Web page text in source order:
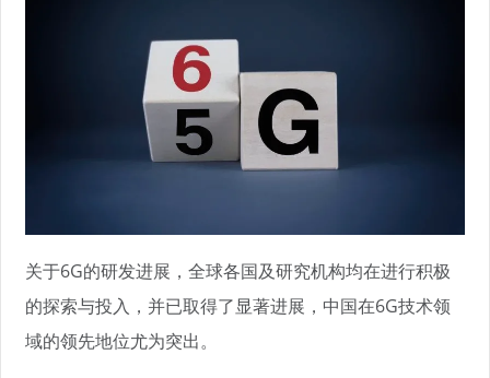
关于6G的研发进展，全球各国及研究机构均在进行积极
的探索与投入，并已取得了显著进展，中国在6G技术领
域的领先地位尤为突出。